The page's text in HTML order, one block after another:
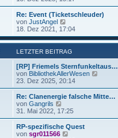
g
i
r
a
g
r
B
t
u
e
s
t
r
B
e
t
r
a
Re: Event (Ticketschleuder)
von JustAngel
e
u
e
s
t
e
r
B
t
r
a
18. Dez 2021, 17:04
LETZTER BEITRAG
[RP] Friemels Sternfunkeltaus…
von BibliothekAllerWesen
u
e
23. Dez 2025, 20:14
Re: Clanenergie falsche Mitte…
von Gangrils
e
u
e
s
31. Mai 2022, 17:25
RP-spezifische Quest
von sgr011566